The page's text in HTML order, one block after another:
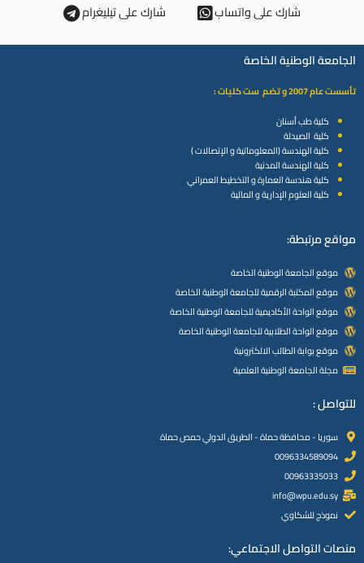
شارك على واتساب شارك على تيليغرام
الجامعة الوطنية الخاصة
تأسست عام 2007 و تضم ست كليات :
كلية طب أسنان
كلية الصيدلة
كلية الهندسة (المعلوماتية و الإتصالات )
كلية الهندسة المدنية
كلية هندسة العمارة و التخطيط العمراني
كلية العلوم الإدارية و المالية
مواقع مرتبطة:
موقع الجامعة الوطنية الخاصة
موقع المكتبة الرقمية للجامعة الوطنية الخاصة
موقع الواحة الأكاديمية للجامعة الوطنية الخاصة
موقع الواحة الطلابية للجامعة الوطنية الخاصة
موقع بوابة الطالب الالكترونية
مجلة الجامعة الوطنية العلمية
للتواصل :
سوريا - محافظة حماة - الطريق الدولي حمص حماة
0096334589094
00963335033
info@wpu.edu.sy
نموذج للشكاوي
منصات التواصل الاجتماعي: